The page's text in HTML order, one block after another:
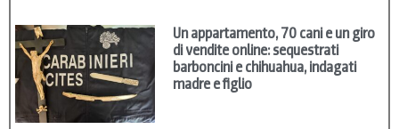
Un appartamento, 70 cani e un giro
di vendite online: sequestrati
barboncini e chihuahua, indagati
madre e figlio